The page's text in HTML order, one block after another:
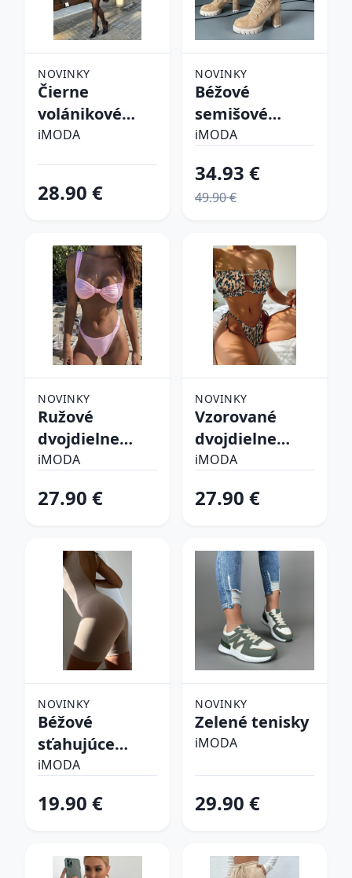
NOVINKY
Čierne
volánikové
šaty
iMODA
28.90 €
NOVINKY
Béžové
semišové
kotníkové
iMODA
34.93 €
49.90 €
NOVINKY
Ružové
dvojdielne
plavky
iMODA
27.90 €
NOVINKY
Vzorované
dvojdielne
plavky
iMODA
27.90 €
NOVINKY
Béžové
sťahujúce
spodné prádlo
iMODA
19.90 €
NOVINKY
Zelené tenisky
iMODA
29.90 €